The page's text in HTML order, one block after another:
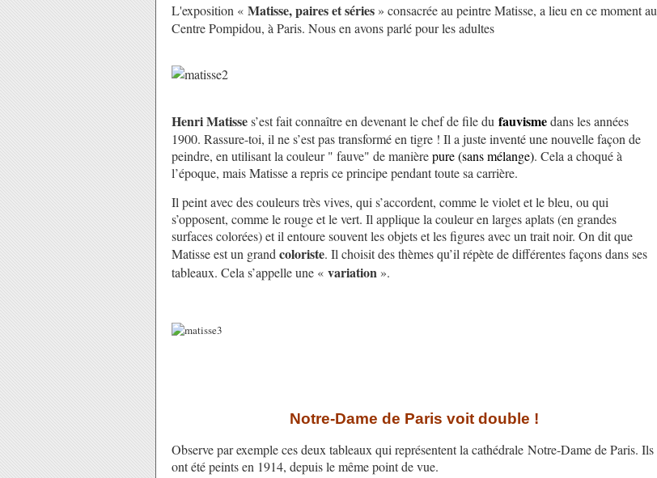
L'exposition « Matisse, paires et séries » consacrée au peintre Matisse, a lieu en ce moment au
Centre Pompidou, à Paris. Nous en avons parlé pour les adultes
Henri Matisses’est fait connaître en devenant le chef de file du fauvismedans les années
1900. Rassure-toi, il ne s’est pas transformé en tigre ! Il a juste inventé une nouvelle façon de
peindre, en utilisant la couleur " fauve" de manièrepure (sans mélange). Cela a choqué à
l’époque, mais Matisse a repris ce principe pendant toute sa carrière.
Il peint avec des couleurs très vives, qui s’accordent, comme le violet et le bleu, ou qui
s’opposent, comme le rouge et le vert. Il applique la couleur en larges aplats (en grandes
surfaces colorées) et il entoure souvent les objets et les figures avec un trait noir. On dit que
Matisse est un grand coloriste. Il choisit des thèmes qu’il répète de différentes façons dans ses
tableaux. Cela s’appelle une « variation ».
Notre-Dame de Paris voit double !
Observe par exemple ces deux tableaux qui représentent la cathédrale Notre-Dame de Paris. Ils
ont été peints en 1914, depuis le même point de vue.